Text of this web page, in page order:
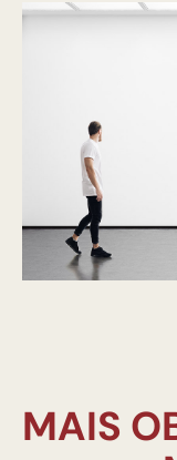
MAIS